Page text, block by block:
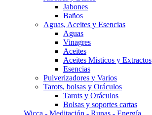
Jabones
Baños
Aguas, Aceites y Esencias
Aguas
Vinagres
Aceites
Aceites Misticos y Extractos
Esencias
Pulverizadores y Varios
Tarots, bolsas y Oráculos
Tarots y Oráculos
Bolsas y soportes cartas